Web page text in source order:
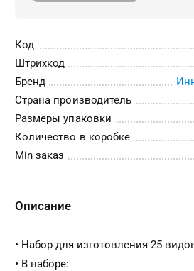
Код
Штрихкод
Бренд
Страна производитель
Размеры упаковки
Количество в коробке
Min заказ
Описание
• Набор для изготовления 25
• В наборе: